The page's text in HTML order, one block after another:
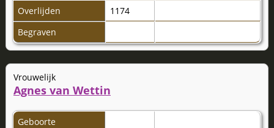
Overlijden
1174
Begraven
Vrouwelijk
Agnes van Wettin
Geboorte